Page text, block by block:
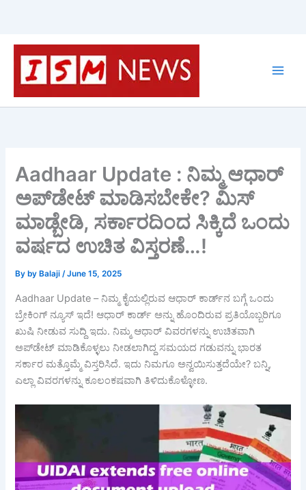
Skip
content
Aadhaar Update : ನಿಮ್ಮ ಆಧಾರ್
ಅಪ್‌ಡೇಟ್ ಮಾಡಿಸಬೇಕೇ? ಮಿಸ್
ಮಾಡ್ಬೇಡಿ, ಸರ್ಕಾರದಿಂದ ಸಿಕ್ಕಿದೆ ಒಂದು
ವರ್ಷದ ಉಚಿತ ವಿಸ್ತರಣೆ…!
By by Balaji/June 15, 2025
Aadhaar Update – ನಿಮ್ಮ ಕೈಯಲ್ಲಿರುವ ಆಧಾರ್ ಕಾರ್ಡ್‌ನ ಬಗ್ಗೆ ಒಂದು
ಬ್ರೇಕಿಂಗ್ ನ್ಯೂಸ್ ಇದೆ! ಆಧಾರ್ ಕಾರ್ಡ್ ಅನ್ನು ಹೊಂದಿರುವ ಪ್ರತಿಯೊಬ್ಬರಿಗೂ
ಖುಷಿ ನೀಡುವ ಸುದ್ದಿ ಇದು. ನಿಮ್ಮ ಆಧಾರ್ ವಿವರಗಳನ್ನು ಉಚಿತವಾಗಿ
ಅಪ್‌ಡೇಟ್ ಮಾಡಿಕೊಳ್ಳಲು ನೀಡಲಾಗಿದ್ದ ಸಮಯದ ಗಡುವನ್ನು ಭಾರತ
ಸರ್ಕಾರ ಮತ್ತೊಮ್ಮೆ ವಿಸ್ತರಿಸಿದೆ. ಇದು ನಿಮಗೂ ಅನ್ವಯಿಸುತ್ತದೆಯೇ? ಬನ್ನಿ,
ಎಲ್ಲಾ ವಿವರಗಳನ್ನು ಕೂಲಂಕಷವಾಗಿ ತಿಳಿದುಕೊಳ್ಳೋಣ.